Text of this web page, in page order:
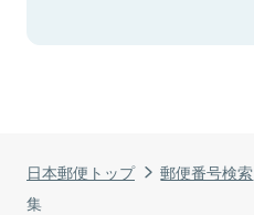
日本郵便トップ 郵便番号検索
集